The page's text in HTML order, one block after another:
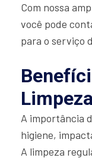
Com nossa
você pode
para o serviço
A importância
higiene,
A limpeza